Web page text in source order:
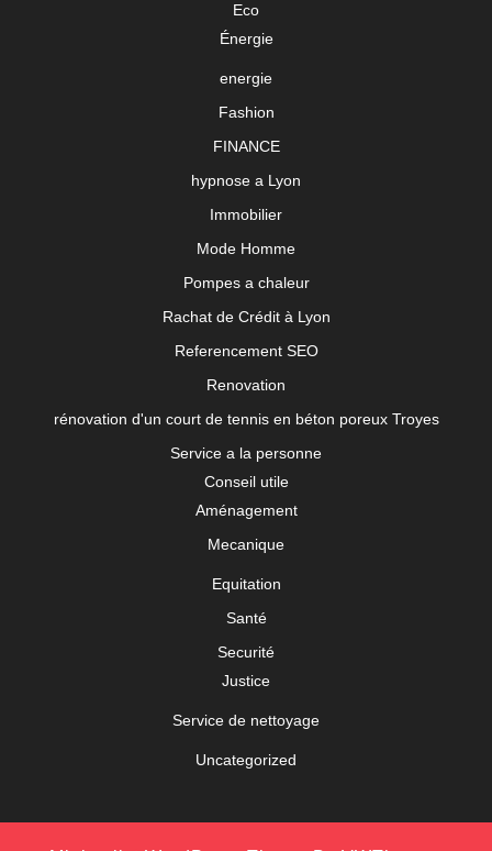
Eco
Énergie
energie
Fashion
FINANCE
hypnose a Lyon
Immobilier
Mode Homme
Pompes a chaleur
Rachat de Crédit à Lyon
Referencement SEO
Renovation
rénovation d'un court de tennis en béton poreux Troyes
Service a la personne
Conseil utile
Aménagement
Mecanique
Equitation
Santé
Securité
Justice
Service de nettoyage
Uncategorized